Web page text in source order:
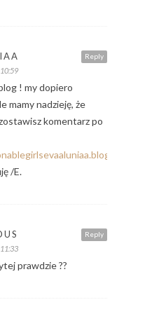
Reply
! my dopiero
mamy nadzieję, że
komentarz po
/E.
Reply
prawdzie ??